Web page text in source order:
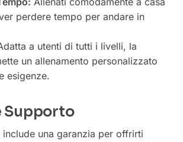
perdere tempo per andare in
a utenti di tutti i livelli, la
un allenamento personalizzato
esigenze.
Supporto
una garanzia per offrirti